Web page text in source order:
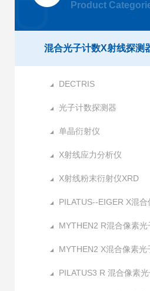
Product
混合光子计数X射线探测
DECTRIS
光子计数探测器
单晶衍射仪
X射线应力分析仪
X射线粉末衍射仪XRD
PILATUS--EIGER X混合像素光子
MYTHEN2 R混合像素光子计
MYTHEN2 X混合像素光子计
PILATUS3 R 混合像素光子计